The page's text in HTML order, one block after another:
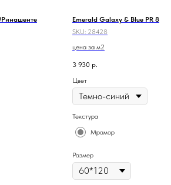
Ринашенте
Emerald Galaxy & Blue PR 8350
SKU: 28428
цена за м2
3 930 р.
Цвет
Текстура
Мрамор
Размер